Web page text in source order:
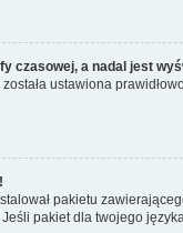
czasowej, a nadal jest
ustawiona
pakietu
pakiet dla twojego